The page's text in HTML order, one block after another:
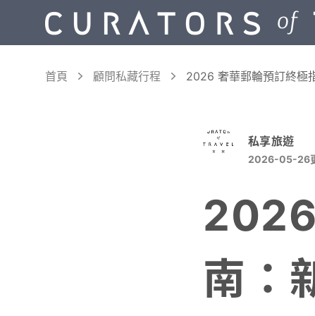
首頁 顧問私藏行程 2026 奢華郵輪預訂終極
私享旅遊
2026-05-26
南：